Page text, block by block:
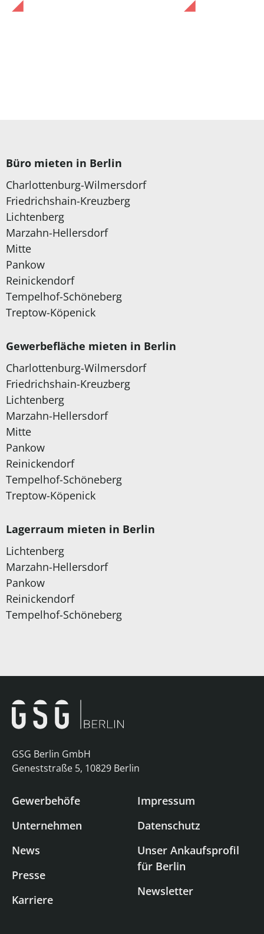
Büro mieten in Berlin
Charlottenburg-Wilmersdorf
Friedrichshain-Kreuzberg
Lichtenberg
Marzahn-Hellersdorf
Mitte
Pankow
Reinickendorf
Tempelhof-Schöneberg
Treptow-Köpenick
Gewerbefläche mieten in Berlin
Charlottenburg-Wilmersdorf
Friedrichshain-Kreuzberg
Lichtenberg
Marzahn-Hellersdorf
Mitte
Pankow
Reinickendorf
Tempelhof-Schöneberg
Treptow-Köpenick
Lagerraum mieten in Berlin
Lichtenberg
Marzahn-Hellersdorf
Pankow
Reinickendorf
Tempelhof-Schöneberg
GSG Berlin GmbH
Geneststraße 5, 10829 Berlin
Gewerbehöfe
Unternehmen
News
Presse
Karriere
Impressum
Datenschutz
Unser Ankaufsprofil
für Berlin
Newsletter